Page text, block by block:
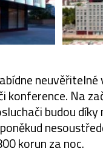
neuvěřitelné
konference. Na
budou
korun za noc.